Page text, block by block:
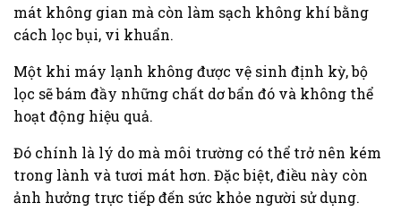
mát không gian mà còn làm sạch không khí bằng
cách lọc bụi, vi khuẩn.
Một khi máy lạnh không được vệ sinh định kỳ, bộ
lọc sẽ bám đầy những chất dơ bẩn đó và không thể
hoạt động hiệu quả.
Đó chính là lý do mà môi trường có thể trở nên kém
trong lành và tươi mát hơn. Đặc biệt, điều này còn
ảnh hưởng trực tiếp đến sức khỏe người sử dụng.